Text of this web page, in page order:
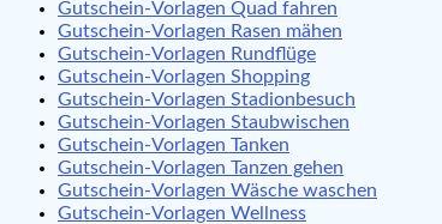
Gutschein-Vorlagen Quad fahren
Gutschein-Vorlagen Rasen mähen
Gutschein-Vorlagen Rundflüge
Gutschein-Vorlagen Shopping
Gutschein-Vorlagen Stadionbesuch
Gutschein-Vorlagen Staubwischen
Gutschein-Vorlagen Tanken
Gutschein-Vorlagen Tanzen gehen
Gutschein-Vorlagen Wäsche waschen
Gutschein-Vorlagen Wellness